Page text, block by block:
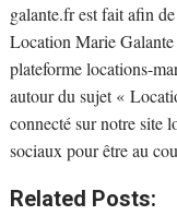
galante.fr est fait afin
Location Marie
plateforme locations-
autour du sujet «
connecté sur notre site
sociaux pour être au
Related Posts: